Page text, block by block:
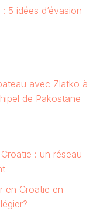
5 idées d’évasion
avec Zlatko à
de Pakostane
: un réseau
en Croatie en